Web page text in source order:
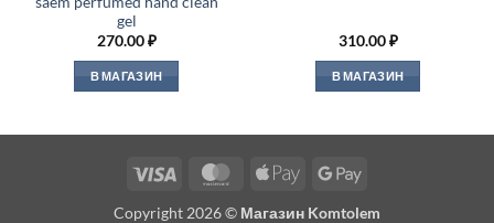
gel
270.00₽
В МАГАЗИН
310.00₽
В МАГАЗИН
Visa MasterCardApple
Google
Copyright 2026 © Магазин Komtolem